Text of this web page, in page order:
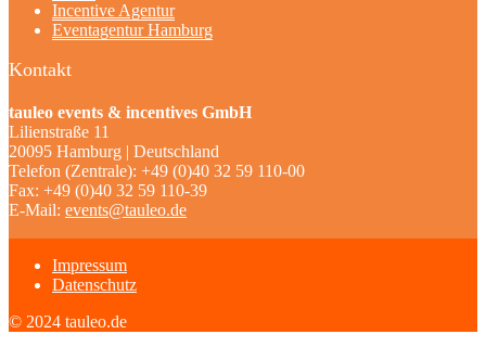
Incentive Agentur
Eventagentur Hamburg
Kontakt
tauleo events & incentives GmbH
Lilienstraße 11
20095 Hamburg | Deutschland
Telefon (Zentrale): +49 (0)40 32 59 110-00
Fax: +49 (0)40 32 59 110-39
E-Mail: events@tauleo.de
Impressum
Datenschutz
© 2024 tauleo.de